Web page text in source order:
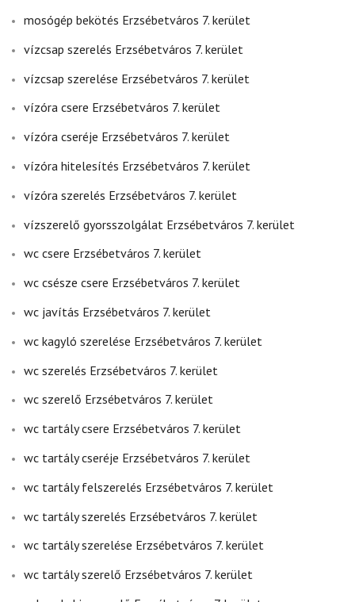
mosógép bekötés Erzsébetváros 7. kerület
vízcsap szerelés Erzsébetváros 7. kerület
vízcsap szerelése Erzsébetváros 7. kerület
vízóra csere Erzsébetváros 7. kerület
vízóra cseréje Erzsébetváros 7. kerület
vízóra hitelesítés Erzsébetváros 7. kerület
vízóra szerelés Erzsébetváros 7. kerület
vízszerelő gyorsszolgálat Erzsébetváros 7. kerület
wc csere Erzsébetváros 7. kerület
wc csésze csere Erzsébetváros 7. kerület
wc javítás Erzsébetváros 7. kerület
wc kagyló szerelése Erzsébetváros 7. kerület
wc szerelés Erzsébetváros 7. kerület
wc szerelő Erzsébetváros 7. kerület
wc tartály csere Erzsébetváros 7. kerület
wc tartály cseréje Erzsébetváros 7. kerület
wc tartály felszerelés Erzsébetváros 7. kerület
wc tartály szerelés Erzsébetváros 7. kerület
wc tartály szerelése Erzsébetváros 7. kerület
wc tartály szerelő Erzsébetváros 7. kerület